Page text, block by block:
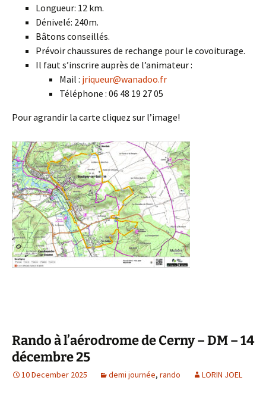
Longueur: 12 km.
Dénivelé: 240m.
Bâtons conseillés.
Prévoir chaussures de rechange pour le covoiturage.
Il faut s’inscrire auprès de l’animateur :
Mail : jriqueur@wanadoo.fr
Téléphone : 06 48 19 27 05
Pour agrandir la carte cliquez sur l’image!
Rando à l’aérodrome de Cerny – DM – 14
décembre 25
10 December 2025 demi journée, rando LORIN JOEL